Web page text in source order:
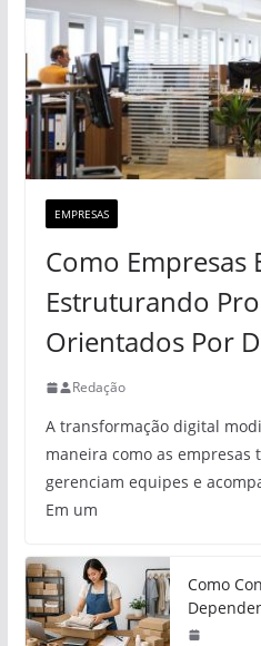
EMPRESAS
Como Empresas
Estruturando
Orientados Por
Redação
A transformação digital
maneira como as empresas
gerenciam equipes e
Em um
Como